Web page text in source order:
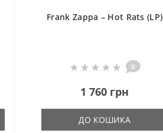
Frank Zappa – Hot Rats (LP)
0
1 760 грн
ДО КОШИКА